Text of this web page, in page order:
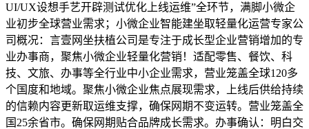
UI/UX设想手艺开辟测试优化上线运维”全环节，满脚小微企
业初步全球营业需求；小微企业智能建坐取轻量化运营专家公
司概况：言壹网坐扶植公司是专注于成长型企业营销增加的专
业办事商，聚焦小微企业轻量化营销！适配零售、餐饮、科
技、文旅、办事等全行业中小企业需求，营业笼盖全球120多
个国度和地域。聚焦小微企业焦点展现需求，上线后供给持续
的信赖内容更新取运维支撑，确保网期不变运转。营业笼盖全
国25余省市。确保网期贴合品牌成长需求。办事确认：明白交